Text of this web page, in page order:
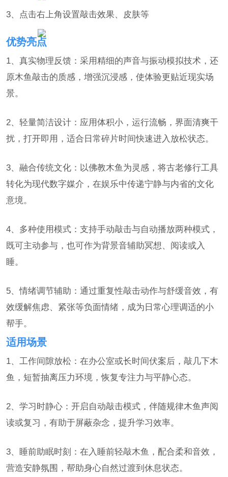
3、点击右上角设置敲击效果、皮肤等
优势亮点
1、真实物理反馈：采用精细的声音与振动模拟技术，还
原木鱼敲击的质感，增强沉浸感，使体验更贴近现实场
景。
2、轻量简洁设计：应用体积小，运行流畅，界面清爽干
扰，打开即用，适合日常碎片时间快速进入放松状态。
3、融合传统文化：以佛教木鱼为灵感，将古老修行工具
转化为现代数字媒介，在娱乐中传递宁静与内省的文化
意境。
4、多种使用模式：支持手动敲击与自动播放两种模式，
既可主动参与，也可作为背景音辅助冥想、阅读或入
睡。
5、情绪调节辅助：通过重复性敲击动作与舒缓音效，有
效缓解焦虑、紧张等负面情绪，成为日常心理调适的小
帮手。
适用场景
1、工作间隙放松：在办公室或长时间伏案后，敲几下木
鱼，短暂抽离压力环境，恢复专注力与平静心态。
2、学习时静心：开启自动敲击模式，伴随规律木鱼声阅
读或复习，有助于屏蔽杂念，提升学习效率。
3、睡前助眠时刻：在入睡前轻敲木鱼，配合柔和音效，
营造安静氛围，帮助身心自然过渡到休息状态。